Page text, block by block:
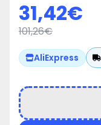
31,42€
101,26€
AliExpress